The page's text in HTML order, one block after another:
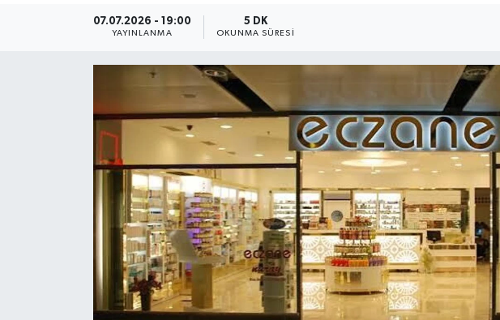
07.07.2026 - 19:00
YAYINLANMA
5 DK
OKUNMA SÜRESI
Resmi Reklamlar